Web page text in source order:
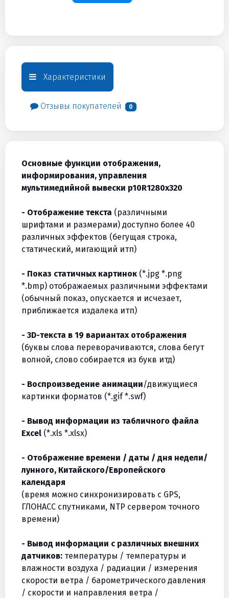
Характеристики
Отзывы покупателей 0
Основные функции отображения,
информирования, управления
мультимедийной вывески p10R1280х320
- Отображение текста (различными
шрифтами и размерами) доступно более 40
различных эффектов (бегущая строка,
статический, мигающий итп)
- Показ статичных картинок (*.jpg *.png
*.bmp) отображаемых различными эффектами
(обычный показ, опускается и исчезает,
приближается издалека итп)
- 3D-текста в 19 вариантах отображения
(буквы слова переворачиваются, слова бегут
волной, слово собирается из букв итд)
- Воспроизведение анимации/движущиеся
картинки форматов (*.gif *.swf)
- Вывод информации из табличного файла
Excel (*.xls *.xlsx)
- Отображение времени / даты / дня недели/
лунного, Китайского/Европейского
календаря
(время можно синхронизировать с GPS,
ГЛОНАСС спутниками, NTP сервером точного
времени)
- Вывод информации с различных внешних
датчиков: температуры / температуры и
влажности воздуха / радиации / измерения
скорости ветра / барометрического давления
/ скорости и направления ветра /